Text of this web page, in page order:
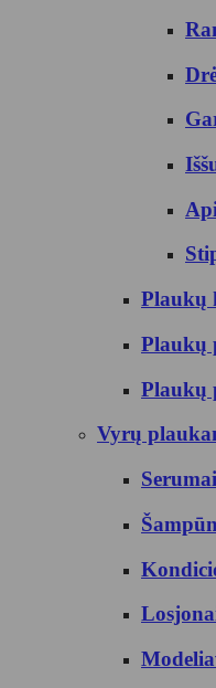
Plaukų
Plaukų
Plaukų
Vyrų
Serumai